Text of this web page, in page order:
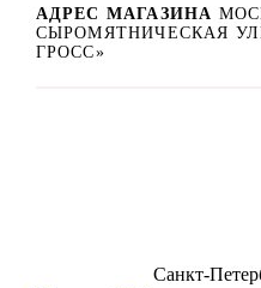
АДРЕС МАГАЗИНА
СЫРОМЯТНИЧЕСКАЯ
ГРОСС»
Санкт-